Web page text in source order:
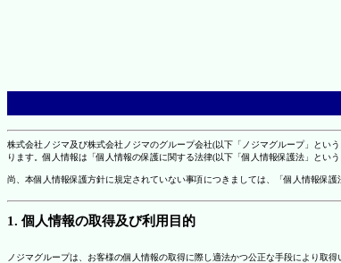
株式会社ノジマ及び株式会社ノジマのグループ会社(以下「ノジマグループ」とい
ります。個人情報は「個人情報の保護に関する法律(以下「個人情報保護法」とい
尚、本個人情報保護方針に規定されていない事項につきましては、「個人情報保護
1. 個人情報の取得及び利用目的
ノジマグループは、お客様の個人情報の取得に際し適法かつ公正な手段により取